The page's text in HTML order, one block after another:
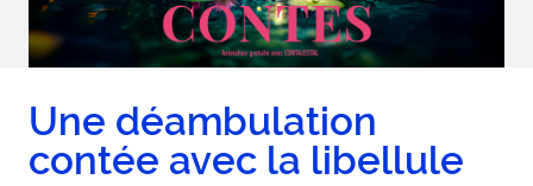
Une déambulation
contée avec la libellule